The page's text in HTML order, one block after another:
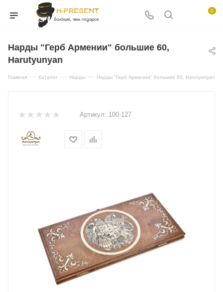
0
Нарды "Герб Армении" большие 60,
Harutyunyan
Главная — Каталог — Нарды — Нарды "Герб Армении" большие 60, Harutyunyan
Артикул: 100-127